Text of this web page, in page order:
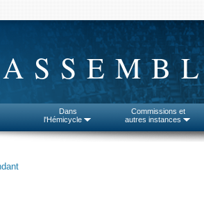
Dans
l'Hémicycle
Commissions et
autres instances